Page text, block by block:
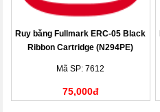
Ruy băng Fullmark ERC-05 Black
Ribbon Cartridge (N294PE)
Mã SP: 7612
75,000đ